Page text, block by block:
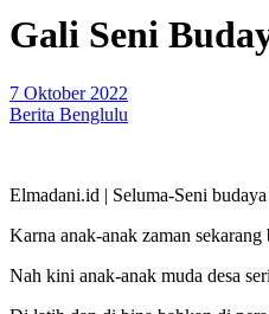
Gali Seni
7 Oktober 2022
Berita Benglulu
Elmadani.id | Seluma-Seni
Karna anak-anak zaman
Nah kini anak-anak muda desa